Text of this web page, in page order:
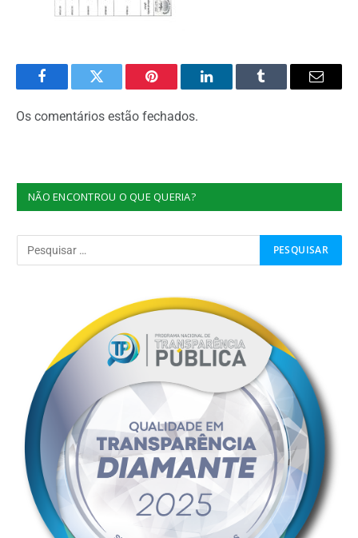
FacebookTwitter Pinterest O
Tumblr
E-
Os comentários estão fechados.
NÃO ENCONTROU O QUE QUERIA?